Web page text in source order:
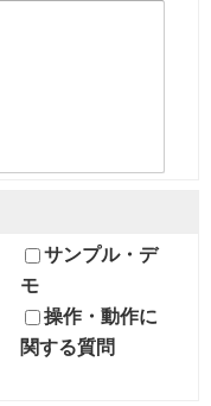
サンプル・デ
モ
操作・動作に
関する質問